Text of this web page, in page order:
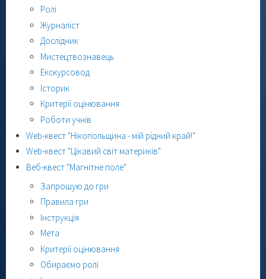
Ролі
Журналіст
Дослідник
Мистецтвознавець
Екскурсовод
Історик
Критерії оцінювання
Роботи учнів
Web-квест "Нікопольщина - мій рідний край!"
Web-квест "Цікавий світ материків"
Веб-квест "Магнітне поле"
Запрошую до гри
Правила гри
Інструкція
Мета
Критерії оцінювання
Обираємо ролі